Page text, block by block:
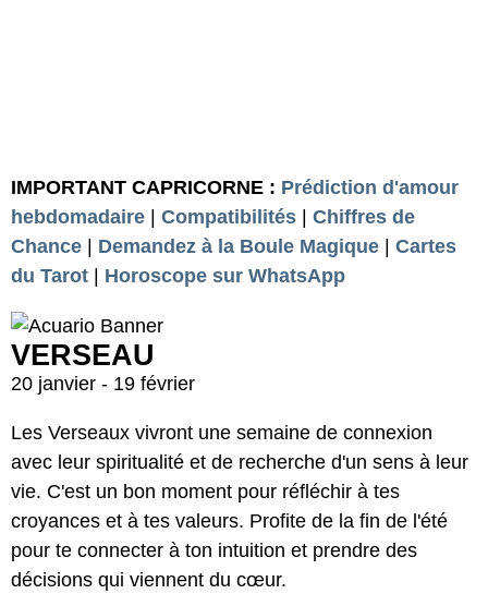
IMPORTANT CAPRICORNE : Prédiction d'amour
hebdomadaire
Compatibilités
Chiffres de
Chance
Demandez à la Boule Magique
Cartes
du Tarot
Horoscope sur WhatsApp
VERSEAU
20 janvier - 19 février
Les Verseaux vivront une semaine de connexion
avec leur spiritualité et de recherche d'un sens à leur
vie. C'est un bon moment pour réfléchir à tes
croyances et à tes valeurs. Profite de la fin de l'été
pour te connecter à ton intuition et prendre des
décisions qui viennent du cœur.